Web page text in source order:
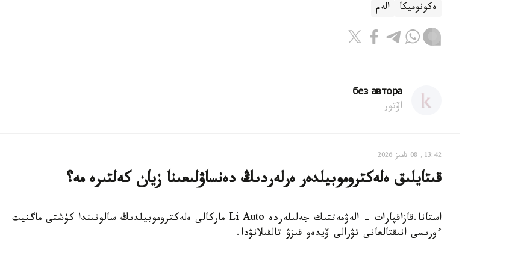
ەكونوميكا الەم
без автора
اۆتور
13:42, 08 تامىز 2026
قىتايلىق ەلەكتروموبيلدەر ەرلەردىڭ دەنساۋلىعىنا زيان كەلتىرە مە؟
استانا.قازاقپارات - الەۋمەتتىك جەلىلەردە Li Auto ماركالى ەلەكتروموبيلدىڭ سالونىندا كۇشتى ماگنيت
ءورىسى انىقتالعانى تۋرالى ۆيدەو قىزۋ تالقىلانۋدا.